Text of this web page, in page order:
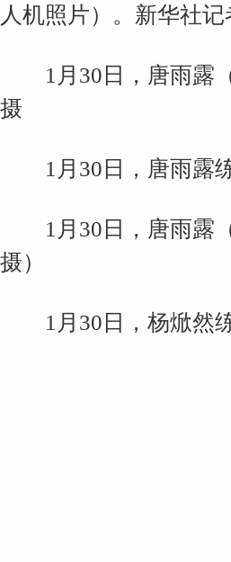
人机照片）。新华社记
1月30日，唐雨露（
摄
1月30日，唐雨露练
1月30日，唐雨露（
摄）
1月30日，杨焮然练